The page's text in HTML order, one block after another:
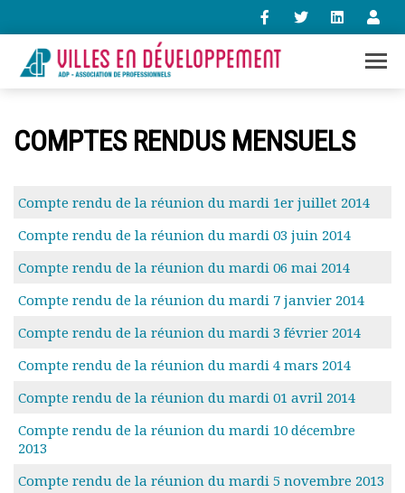
contact@villes-developpement.org
Accueil
Qui sommes-nous ?
Présentation vidéo
Statuts de l’association
Vie de l’association
Assemblées générales
Comptes rendus mensuels
Rapports financiers
Le bulletin
COMPTES RENDUS MENSUELS
Compte rendu de la réunion du mardi 1er juillet 2014
Compte rendu de la réunion du mardi 03 juin 2014
Compte rendu de la réunion du mardi 06 mai 2014
Compte rendu de la réunion du mardi 7 janvier 2014
Compte rendu de la réunion du mardi 3 février 2014
Compte rendu de la réunion du mardi 4 mars 2014
Compte rendu de la réunion du mardi 01 avril 2014
Compte rendu de la réunion du mardi 10 décembre
2013
Compte rendu de la réunion du mardi 5 novembre 2013